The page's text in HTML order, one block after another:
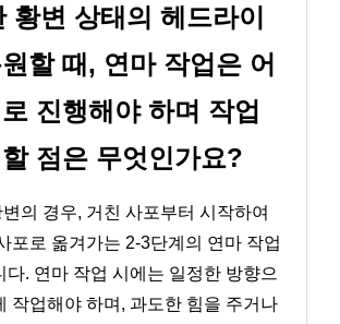
황변 상태의 헤드라이
할 때, 연마 작업은 어
진행해야 하며 작업
점은 무엇인가요?
의 경우, 거친 사포부터 시작하여
포로 옮겨가는 2-3단계의 연마 작업
다. 연마 작업 시에는 일정한 방향으
작업해야 하며, 과도한 힘을 주거나